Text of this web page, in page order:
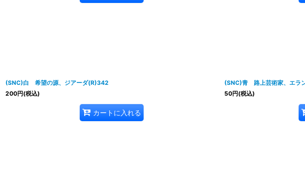
(SNC)白 希望の源、ジアーダ(R)342
200円(税込)
カートに入れる
(SNC)青 路上芸術家、エラ
50円(税込)